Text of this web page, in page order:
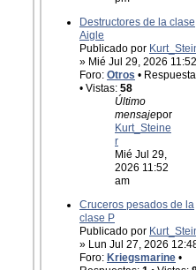
Destructores de la clase
Aigle
Publicado por
» Mié Jul 29, 2026
Foro: Otros •
• Vistas: 58
Último
mensajepor
Kurt_Steine
r
Mié Jul 29,
2026 11:52
am
Cruceros pesados de la
clase P
Publicado por
» Lun Jul 27, 2026
Foro: Kriegsmarine •